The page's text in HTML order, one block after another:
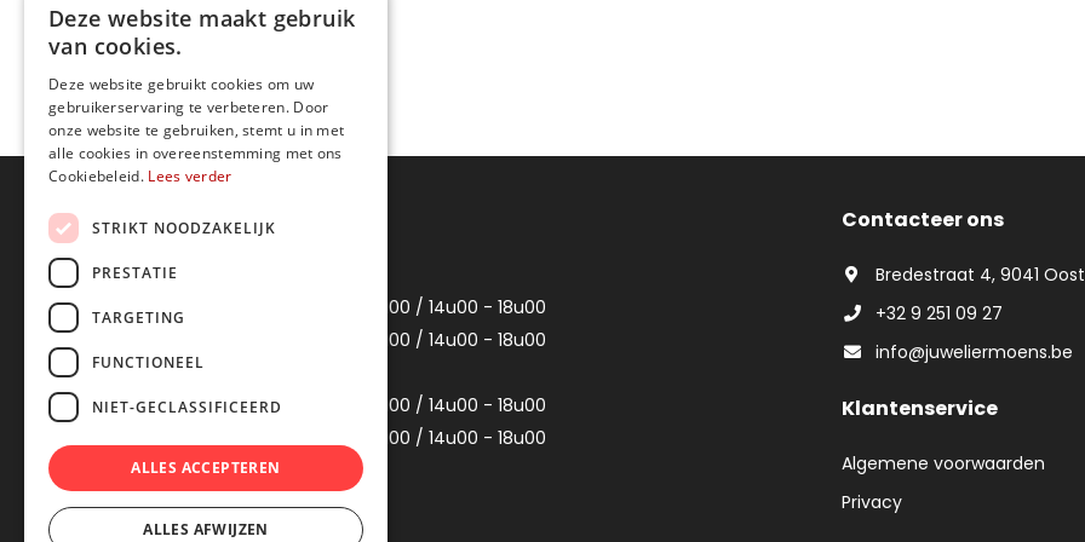
Niet waterdicht
Spatwaterdicht
Openingsuren
Maandag
Dinsdag
10u00 - 12u00 / 14u00 - 18u00
10u00 - 12u00 / 14u00 - 18u00
Donderdag
Vrijdag
10u00 - 12u00 / 14u00 - 18u00
10u00 - 12u00 / 14u00 - 18u00
Zondag
Gesloten
Contacteer ons
Bredestraat 4, 9041
+32 9 251 09 27
info@juweliermoens.be
Klantenservice
Algemene voorwaarden
Privacy
Deze website maakt gebruik
van cookies.
Deze website gebruikt cookies om uw
gebruikerservaring te verbeteren. Door
onze website te gebruiken, stemt u in met
alle cookies in overeenstemming met ons
Cookiebeleid. Lees verder
STRIKT NOODZAKELIJK
PRESTATIE
TARGETING
FUNCTIONEEL
NIET-GECLASSIFICEERD
ALLES ACCEPTEREN
ALLES AFWIJZEN